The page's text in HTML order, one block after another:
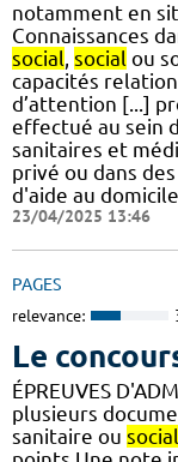
notamment en
Connaissances
social, social ou
capacités
d’attention [...]
effectué au sein
sanitaires et
privé ou dans
d'aide au
23/04/2025 13:46
PAGES
relevance:
Le
ÉPREUVES
plusieurs
sanitaire ou social